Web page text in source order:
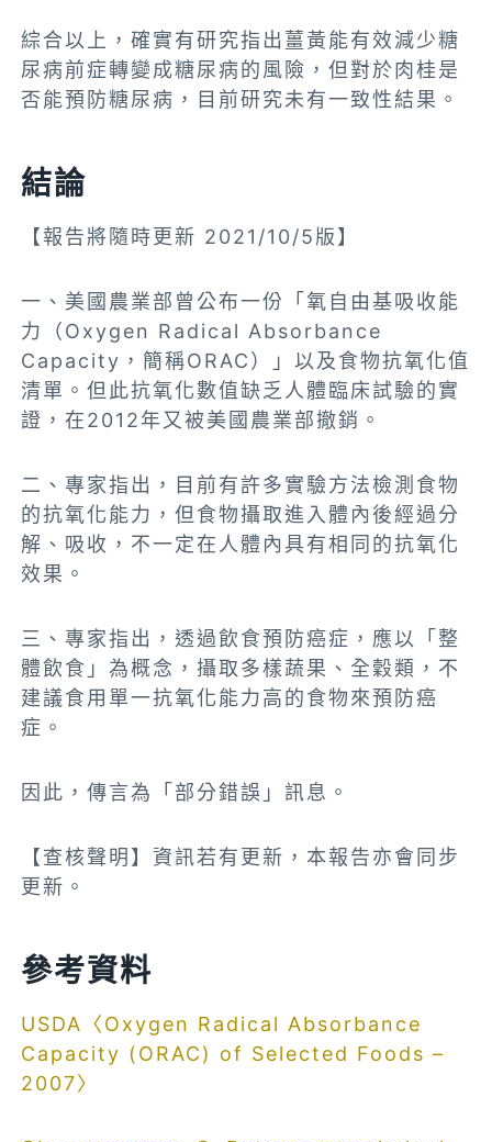
綜合以上，確實有研究指出薑黃能有效減少糖
尿病前症轉變成糖尿病的風險，但對於肉桂是
否能預防糖尿病，目前研究未有一致性結果。
結論
【報告將隨時更新 2021/10/5版】
一、美國農業部曾公布一份「氧自由基吸收能
力（Oxygen Radical Absorbance
Capacity，簡稱ORAC）」以及食物抗氧化值
清單。但此抗氧化數值缺乏人體臨床試驗的實
證，在2012年又被美國農業部撤銷。
二、專家指出，目前有許多實驗方法檢測食物
的抗氧化能力，但食物攝取進入體內後經過分
解、吸收，不一定在人體內具有相同的抗氧化
效果。
三、專家指出，透過飲食預防癌症，應以「整
體飲食」為概念，攝取多樣蔬果、全穀類，不
建議食用單一抗氧化能力高的食物來預防癌
症。
因此，傳言為「部分錯誤」訊息。
【查核聲明】資訊若有更新，本報告亦會同步
更新。
參考資料
USDA〈Oxygen Radical Absorbance
Capacity (ORAC) of Selected Foods –
2007〉